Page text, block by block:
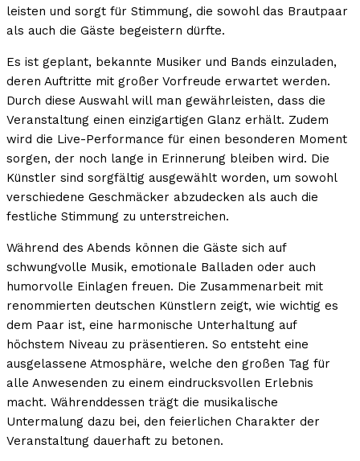
leisten und sorgt für Stimmung, die sowohl das Brautpaar
als auch die Gäste begeistern dürfte.
Es ist geplant, bekannte Musiker und Bands einzuladen,
deren Auftritte mit großer Vorfreude erwartet werden.
Durch diese Auswahl will man gewährleisten, dass die
Veranstaltung einen einzigartigen Glanz erhält. Zudem
wird die Live-Performance für einen besonderen Moment
sorgen, der noch lange in Erinnerung bleiben wird. Die
Künstler sind sorgfältig ausgewählt worden, um sowohl
verschiedene Geschmäcker abzudecken als auch die
festliche Stimmung zu unterstreichen.
Während des Abends können die Gäste sich auf
schwungvolle Musik, emotionale Balladen oder auch
humorvolle Einlagen freuen. Die Zusammenarbeit mit
renommierten deutschen Künstlern zeigt, wie wichtig es
dem Paar ist, eine harmonische Unterhaltung auf
höchstem Niveau zu präsentieren. So entsteht eine
ausgelassene Atmosphäre, welche den großen Tag für
alle Anwesenden zu einem eindrucksvollen Erlebnis
macht. Währenddessen trägt die musikalische
Untermalung dazu bei, den feierlichen Charakter der
Veranstaltung dauerhaft zu betonen.